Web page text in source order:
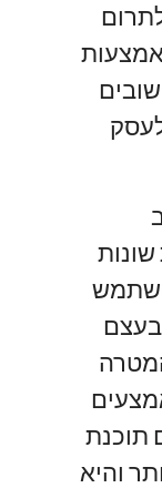
בעצם
תוכנת
והיא